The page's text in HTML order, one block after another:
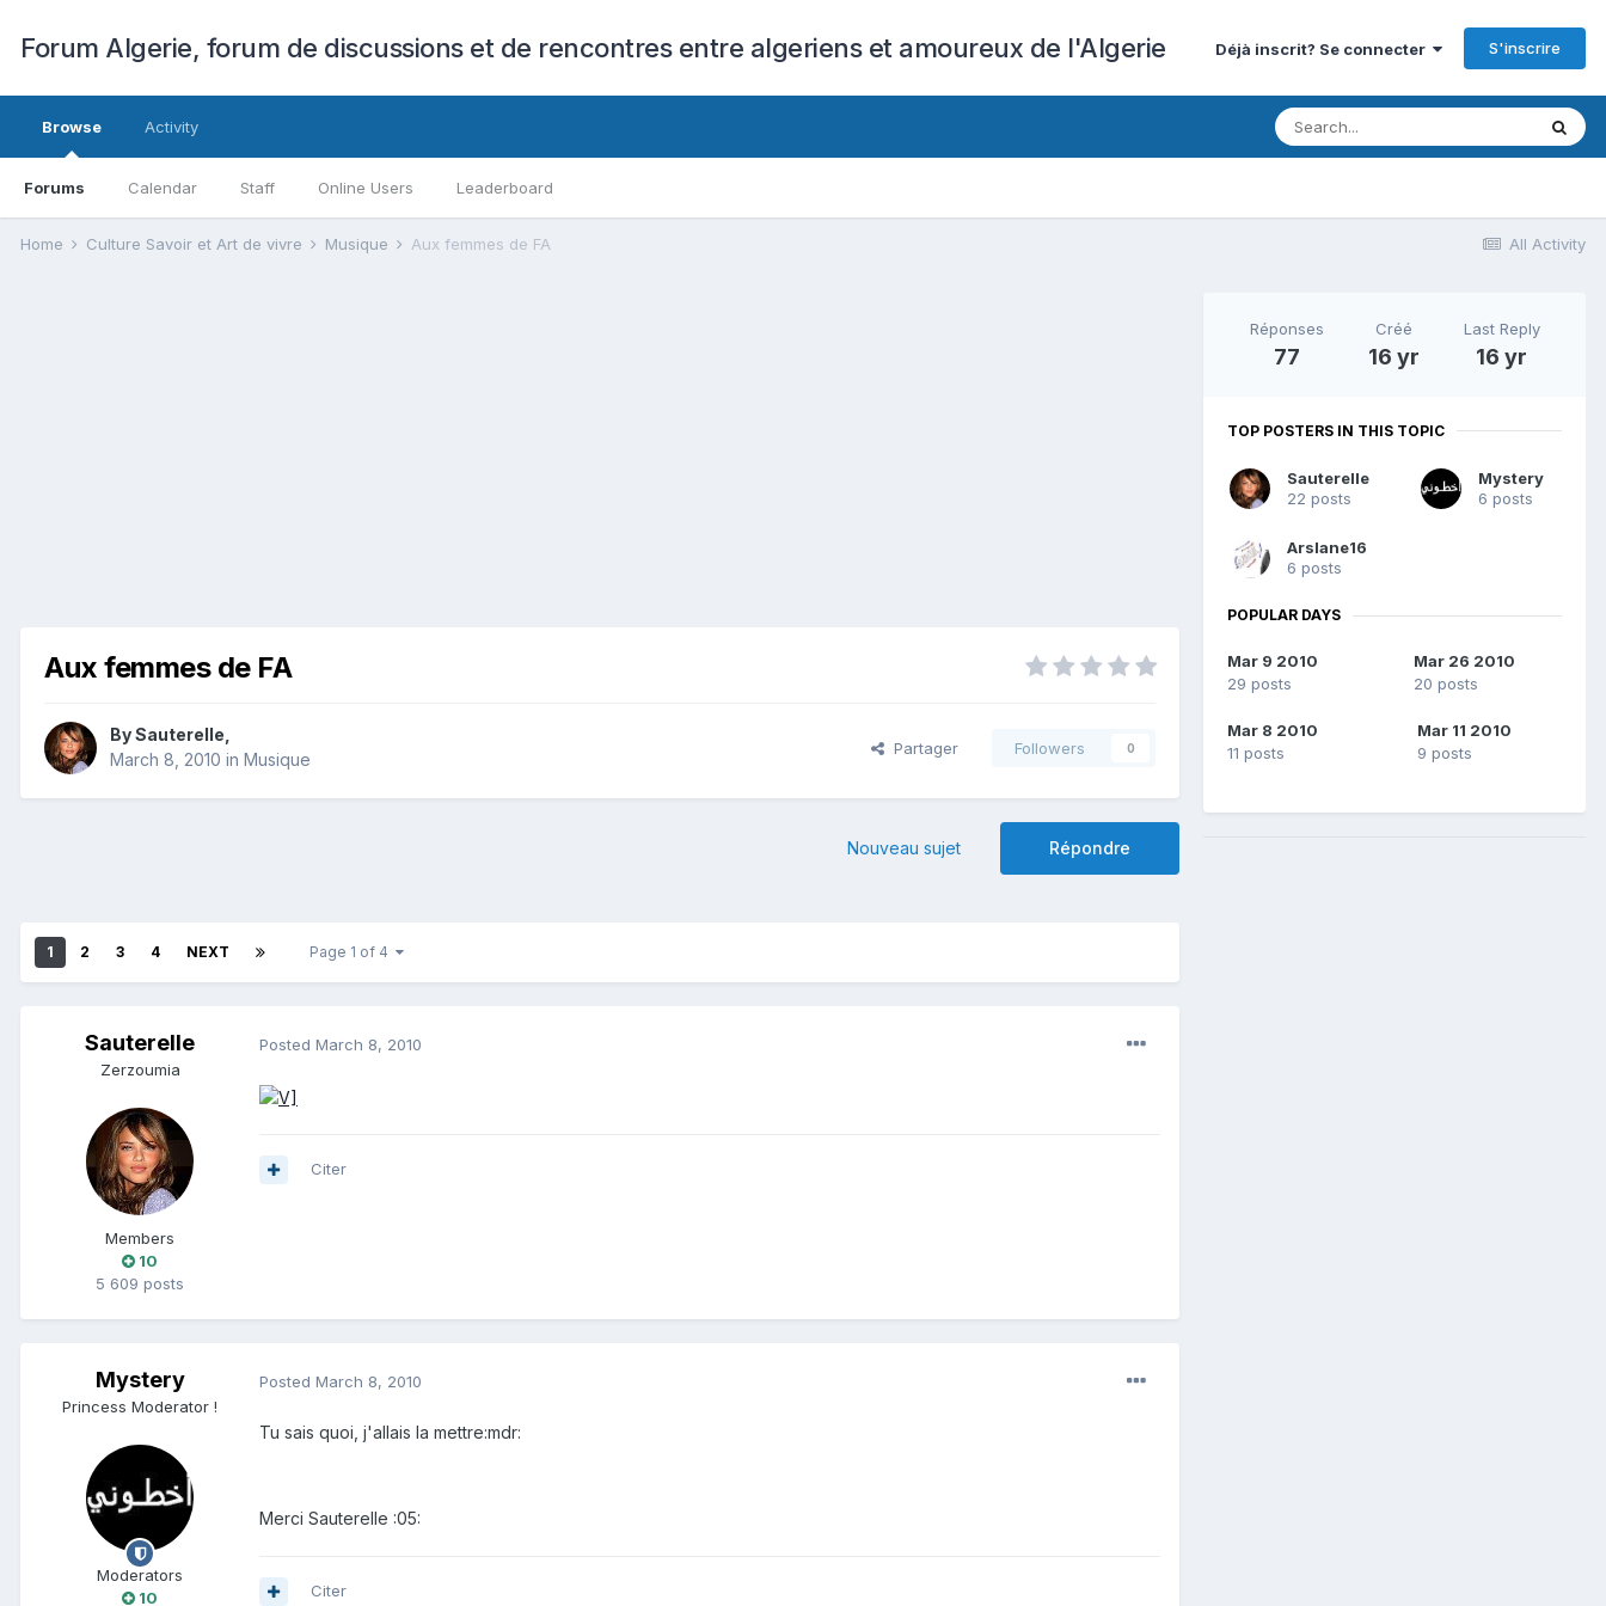
Forum Algerie, forum de discussions et de rencontres entre algeriens et amoureux de l'Algerie Déjà inscrit? Se connecter S'inscrire
Browse
Forums Calendar Staff Online Users Leaderboard
Activity
All Activity
Home Culture Savoir et Art de vivre Musique Aux femmes de FA
Aux femmes de FA
BySauterelle
March 8, 2010 in Musique
Partager Followers 0
Répondre
Nouveau sujet
1 2 3 4 NEXT Page 1 of 4
Sauterelle
Zerzoumia
Members
10
5 609 posts
Posted March 8, 2010
Citer
Mystery
Princess Moderator !
Moderators
10
Posted March 8, 2010
Tu sais quoi, j'allais la mettre:mdr:
Merci Sauterelle :05:
Citer
Réponses
77
Créé
16 yr
Last Reply
16 yr
TOP POSTERS IN THIS TOPIC
Sauterelle
22 posts
Mystery
6 posts
Arslane16
6 posts
POPULAR DAYS
Mar 9 2010
29 posts
Mar 26 2010
20 posts
Mar 8 2010
11 posts
Mar 11 2010
9 posts